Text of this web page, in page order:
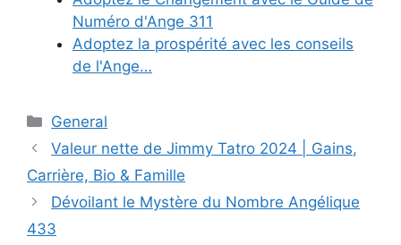
Numéro d'Ange 311
Adoptez la prospérité avec les conseils
de l'Ange…
Categories
General
Valeur nette de Jimmy Tatro 2024 | Gains,
Carrière, Bio & Famille
Dévoilant le Mystère du Nombre Angélique
433